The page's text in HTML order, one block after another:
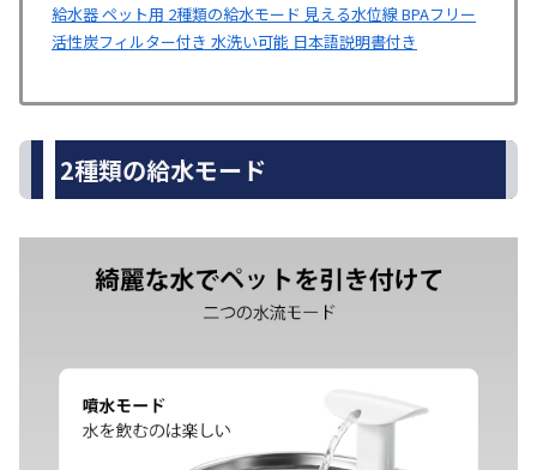
給水器 ペット用 2種類の給水モード 見える水位線 BPAフリー
活性炭フィルター付き 水洗い可能 日本語説明書付き
2種類の給水モード